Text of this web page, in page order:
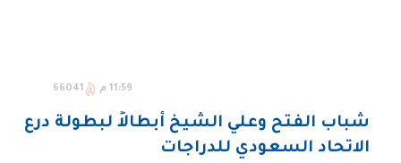
11:59 م 66041
شباب الفتح وعلي الشيخ أبطالاً لبطولة درع
الاتحاد السعودي للدراجات